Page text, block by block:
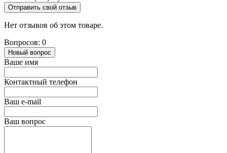
Отправить свой отзыв
Нет отзывов об этом товаре.
Вопросов: 0
Новый вопрос
Ваше имя
Контактный телефон
Ваш e-mail
Ваш вопрос